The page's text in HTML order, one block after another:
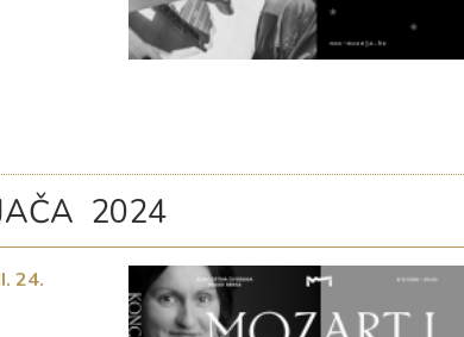
2024
24.